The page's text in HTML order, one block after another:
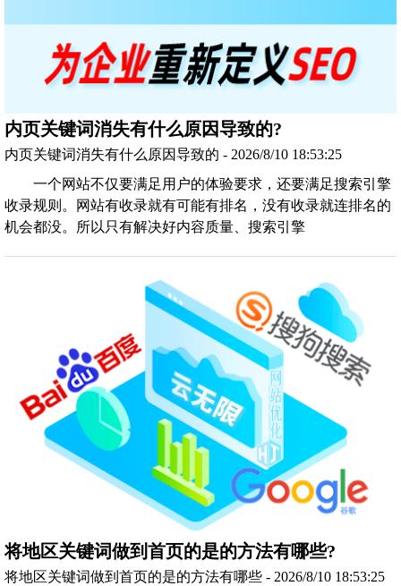
内页关键词消失有什么原因导致的?
内页关键词消失有什么原因导致的 - 2026/8/10 18:53:25
一个网站不仅要满足用户的体验要求，还要满足搜索引擎
收录规则。网站有收录就有可能有排名，没有收录就连排名的
机会都没。所以只有解决好内容质量、搜索引擎
将地区关键词做到首页的是的方法有哪些?
将地区关键词做到首页的是的方法有哪些 - 2026/8/10 18:53:25